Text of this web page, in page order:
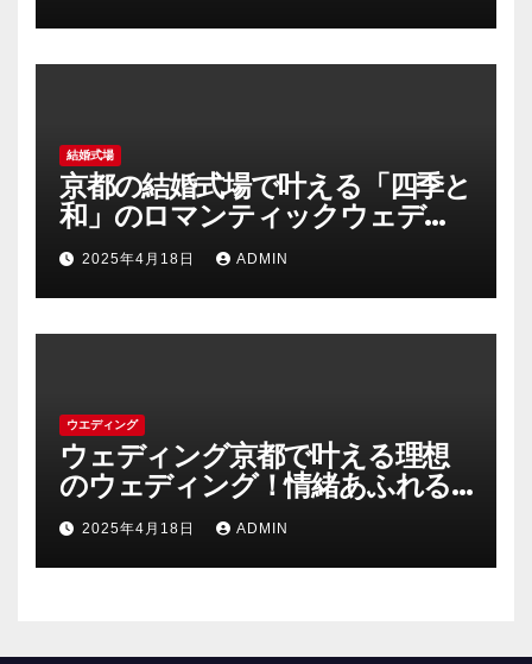
結婚式場
京都の結婚式場で叶える「四季と
和」のロマンティックウェディ
ング
2025年4月18日 ADMIN
ウエディング
ウェディング京都で叶える理想
のウェディング！情緒あふれる
古都の結婚式の魅力
2025年4月18日 ADMIN